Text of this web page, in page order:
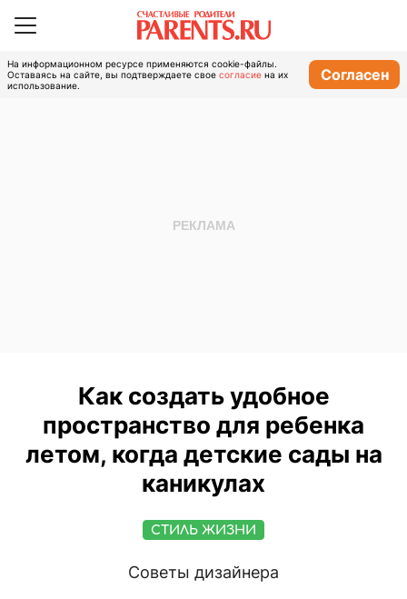
На информационном ресурсе применяются cookie-файлы.
Оставаясь на сайте, вы подтверждаете свое согласие на их
использование.
Согласен
Как создать удобное
пространство для ребенка
летом, когда детские сады на
каникулах
СТИЛЬ ЖИЗНИ
Советы дизайнера